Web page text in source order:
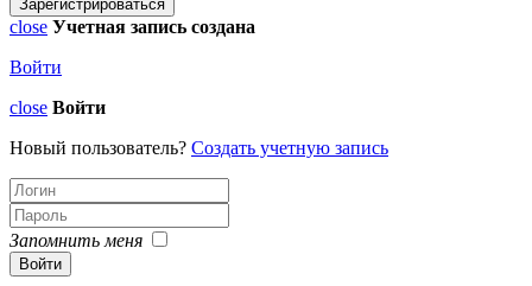
close Учетная запись создана
Войти
close Войти
Новый пользователь? Создать учетную запись
Запомнить меня